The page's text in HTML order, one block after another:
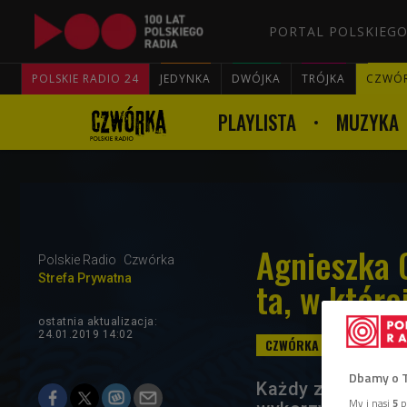
PORTAL
POLSKIE RADIO 24 JEDYNKA DWÓJKA TRÓJKA
PLAYLISTA MUZYKA
Polskie Radio
Czwórka
Strefa Prywatna
Agnieszka
ta, w
ostatnia aktualizacja:
24.01.2019 14:02
Każdy z nas ma
Dbamy o
My i nasi 5